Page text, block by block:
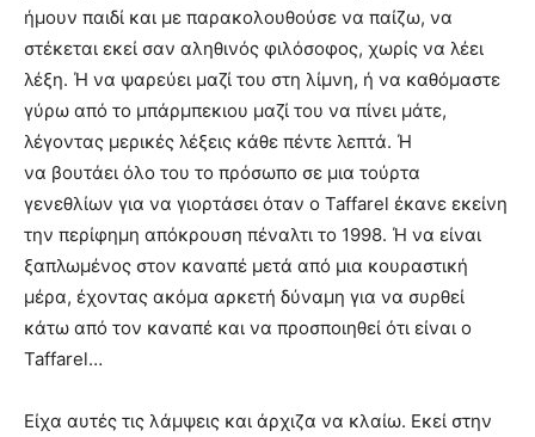
ήμουν παιδί και με παρακολουθούσε να παίζω, να
στέκεται εκεί σαν αληθινός φιλόσοφος, χωρίς να λέει
λέξη. Ή να ψαρεύει μαζί του στη λίμνη, ή να καθόμαστε
γύρω από το μπάρμπεκιου μαζί του να πίνει μάτε,
λέγοντας μερικές λέξεις κάθε πέντε λεπτά. Ή
να βουτάει όλο του το πρόσωπο σε μια τούρτα
γενεθλίων για να γιορτάσει όταν ο Taffarel έκανε εκείνη
την περίφημη απόκρουση πέναλτι το 1998. Ή να είναι
ξαπλωμένος στον καναπέ μετά από μια κουραστική
μέρα, έχοντας ακόμα αρκετή δύναμη για να συρθεί
κάτω από τον καναπέ και να προσποιηθεί ότι είναι ο
Taffarel…
Είχα αυτές τις λάμψεις και άρχιζα να κλαίω. Εκεί στην